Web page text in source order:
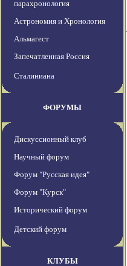
парахронология
Астрономия и Хронология
Альмагест
Запечатленная Россия
Сталиниана
ФОРУМЫ
Дискуссионный клуб
Научный форум
Форум "Русская идея"
Форум "Курск"
Исторический форум
Детский форум
КЛУБЫ